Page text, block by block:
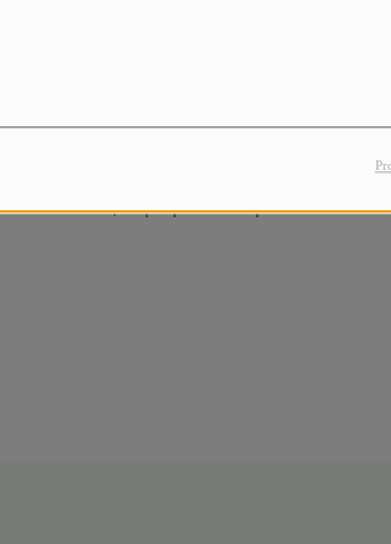
eau potable, transports ou
la Riviera française sont mobiliser
Ensemble, ils préparent et pensent